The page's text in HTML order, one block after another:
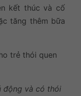
kết thúc và cố
tăng thêm bữa
động và có thói